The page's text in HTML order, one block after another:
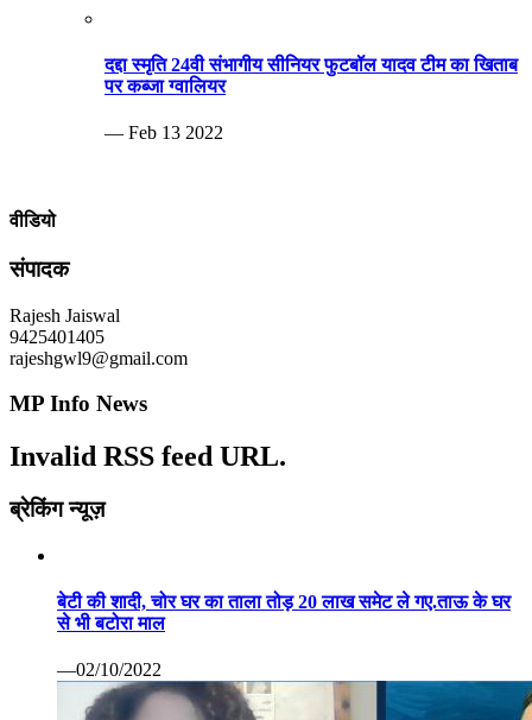
दद्दा स्मृति 24वी संभागीय सीनियर फुटबॉल यादव टीम का खिताब
पर कब्जा ग्वालियर
— Feb 13 2022
वीडियो
संपादक
Rajesh Jaiswal
9425401405
rajeshgwl9@gmail.com
MP Info News
Invalid RSS feed URL.
ब्रेकिंग न्यूज़
बेटी की शादी, चोर घर का ताला तोड़ 20 लाख समेट ले गए.ताऊ के घर
से भी बटोरा माल
—02/10/2022